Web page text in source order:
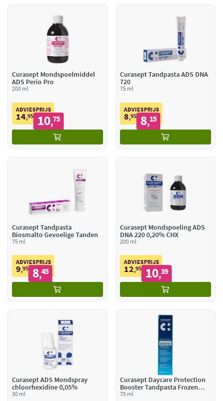
Curasept Mondspoelmiddel
ADS Perio Pro
200 ml
ADVIESPRIJS
14,95 10,75
Curasept Tandpasta ADS DNA
720
75 ml
ADVIESPRIJS
8,95 8,15
Curasept Tandpasta
Biosmalto Gevoelige Tanden
75 ml
ADVIESPRIJS
9,95 8,45
Curasept Mondspoeling ADS
DNA 220 0,20% CHX
200 ml
ADVIESPRIJS
12,95 10,39
Curasept ADS Mondspray
chloorhexidine 0,05%
30 ml
Curasept Daycare Protection
Booster Tandpasta Frozen
Mint
75 ml